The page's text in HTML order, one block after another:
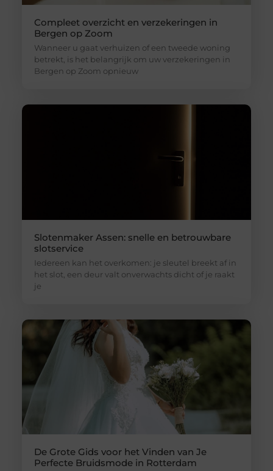
Compleet overzicht en verzekeringen in
Bergen op Zoom
Wanneer u gaat verhuizen of een tweede woning
betrekt, is het belangrijk om uw verzekeringen in
Bergen op Zoom opnieuw
Slotenmaker Assen: snelle en betrouwbare
slotservice
Iedereen kan het overkomen: je sleutel breekt af in
het slot, een deur valt onverwachts dicht of je raakt
je
De Grote Gids voor het Vinden van Je
Perfecte Bruidsmode in Rotterdam